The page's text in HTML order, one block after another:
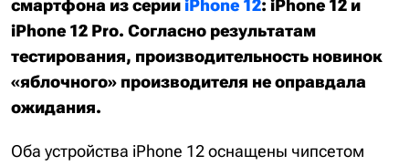
смартфона из серииiPhone 12: iPhone 12 и
iPhone 12 Pro. Согласно результатам
тестирования, производительность новинок
«яблочного» производителя не оправдала
ожидания.
Оба устройства iPhone 12 оснащены чипсетом